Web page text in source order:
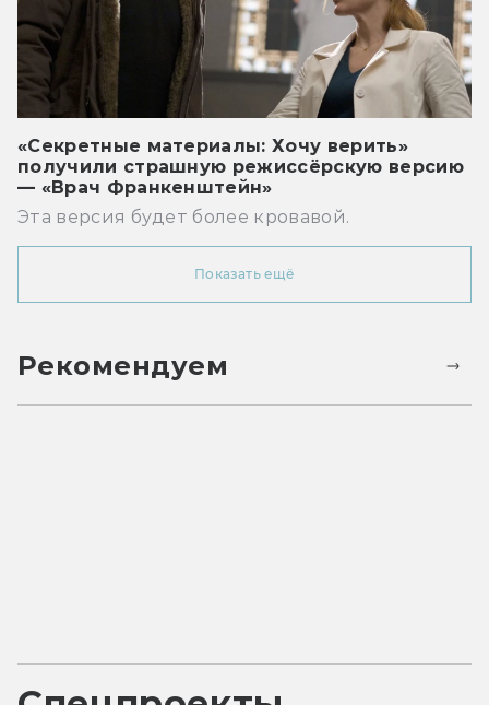
«Секретные материалы: Хочу верить»
получили страшную режиссёрскую версию
— «Врач Франкенштейн»
Эта версия будет более кровавой.
Показать ещё
Рекомендуем